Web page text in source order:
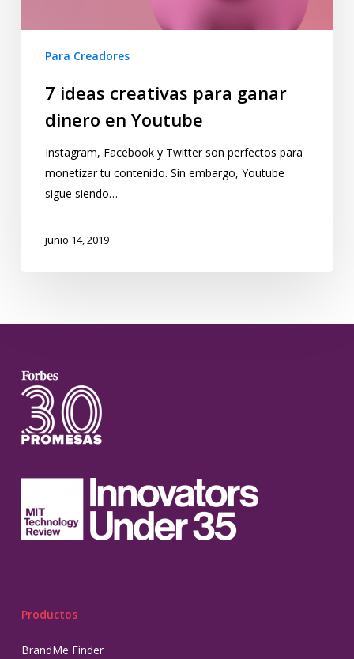
Para Creadores
7 ideas creativas para ganar
dinero en Youtube
Instagram, Facebook y Twitter son perfectos para
monetizar tu contenido. Sin embargo, Youtube
sigue siendo…
junio 14, 2019
Productos
BrandMe Finder